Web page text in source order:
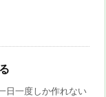
日一度しか作れない